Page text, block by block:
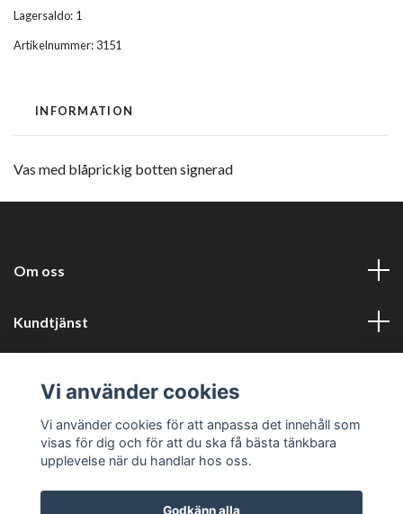
Lagersaldo: 1
Artikelnummer: 3151
INFORMATION
Vas med blåprickig botten signerad
Om oss
Kundtjänst
Sociala medier
Vi använder cookies
Vi använder cookies för att anpassa det innehåll som
visas för dig och för att du ska få bästa tänkbara
upplevelse när du handlar hos oss.
Godkänn alla